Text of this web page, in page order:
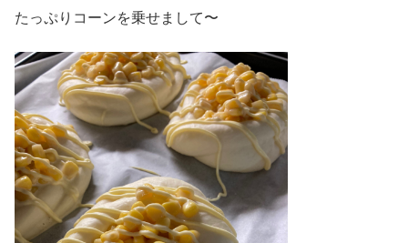
たっぷりコーンを乗せまして〜